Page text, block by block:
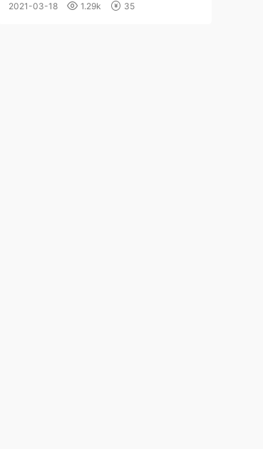
2021-03-18 1.29k 35